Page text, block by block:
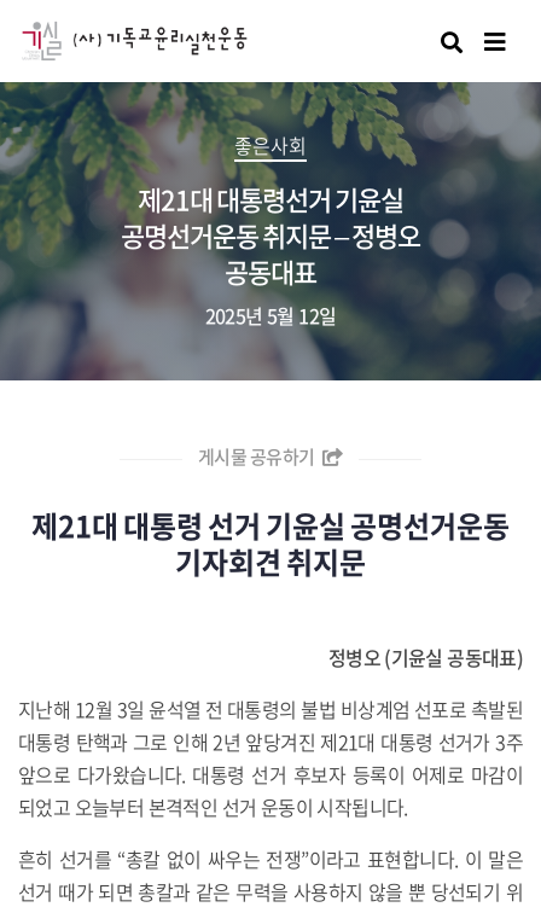
검색
좋은사회
제21대 대통령선거 기윤실
공명선거운동 취지문 – 정병오
공동대표
2025년 5월 12일
게시물 공유하기
제21대 대통령 선거 기윤실 공명선거운동
기자회견 취지문
정병오 (기윤실 공동대표)
지난해 12월 3일 윤석열 전 대통령의 불법 비상계엄 선포로 촉발된
대통령 탄핵과 그로 인해 2년 앞당겨진 제21대 대통령 선거가 3주
앞으로 다가왔습니다. 대통령 선거 후보자 등록이 어제로 마감이
되었고 오늘부터 본격적인 선거 운동이 시작됩니다.
흔히 선거를 “총칼 없이 싸우는 전쟁”이라고 표현합니다. 이 말은
선거 때가 되면 총칼과 같은 무력을 사용하지 않을 뿐 당선되기 위